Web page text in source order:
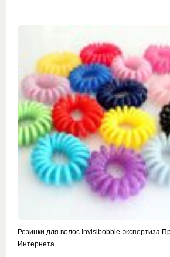
Резинки для волос Invisibobble-
Интернета